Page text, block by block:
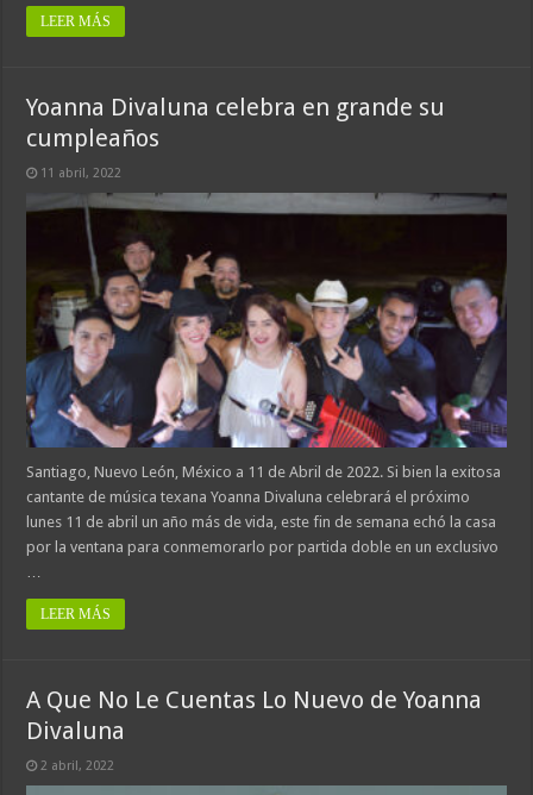
LEER MÁS
Yoanna Divaluna celebra en grande su
cumpleaños
11 abril, 2022
Santiago, Nuevo León, México a 11 de Abril de 2022. Si bien la exitosa
cantante de música texana Yoanna Divaluna celebrará el próximo
lunes 11 de abril un año más de vida, este fin de semana echó la casa
por la ventana para conmemorarlo por partida doble en un exclusivo
…
LEER MÁS
A Que No Le Cuentas Lo Nuevo de Yoanna
Divaluna
2 abril, 2022